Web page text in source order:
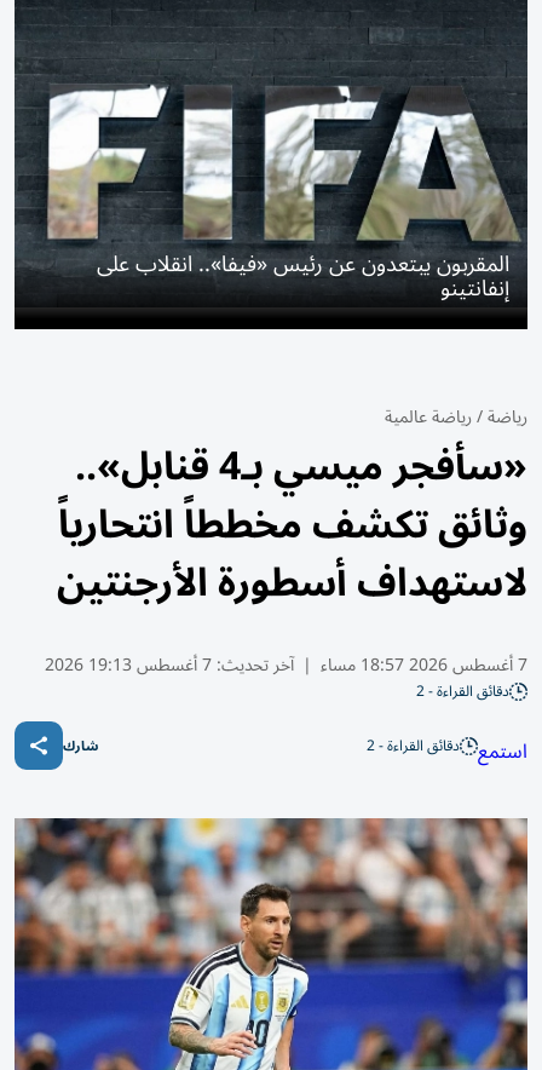
المقربون يبتعدون عن رئيس «فيفا».. انقلاب على
إنفانتينو
رياضة/رياضة عالمية
«سأفجر ميسي بـ4 قنابل»..
وثائق تكشف مخططاً انتحارياً
لاستهداف أسطورة الأرجنتين
7 أغسطس 2026 18:57 مساء | آخر تحديث:7 أغسطس 19:13 2026
دقائق القراءة - 2
استمع دقائق القراءة - 2 شارك